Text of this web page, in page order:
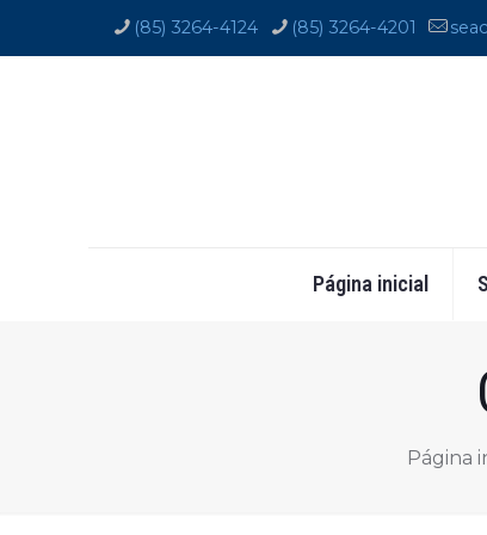
(85) 3264-4124 (85) 3264-4201
Página inicial
Página